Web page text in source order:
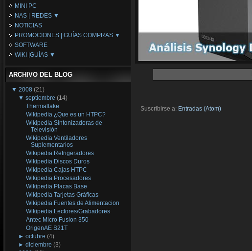
Memória RAM
Placas Base
Procesadores
Periféricos
Refrigeración
Tarjetas Gráficas
MINI PC
NAS | REDES ▼
NAS
Espacio Synology
Redes
NOTICIAS
PROMOCIONES | GUÍAS COMPRAS ▼
Configuraciones Ordenadores
Guías de Compras
SOFTWARE
WIKI |GUÍAS ▼
Wikipedia
ARCHIVO DEL BLOG
▼ 2008 (21)
▼septiembre (14)
Thermaltake
Wikipedia ¿Que es un HTPC?
Wikipedia Sintonizadoras de
Televisión
Wikipedia Ventiladores
Suplementarios
Wikipedia Refrigeradores
Wikipedia Discos Duros
Wikipedia Cajas HTPC
Wikipedia Procesadores
Wikipedia Placas Base
Wikipedia Tarjetas Gráficas
Wikipedia Fuentes de Alimentacion
Wikipedia Lectores/Grabadores
Antec Micro Fusion 350
OrigenAE S21T
►octubre (4)
►diciembre (3)
Suscribirse a: Entradas (Atom)